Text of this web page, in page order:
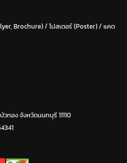
Brochure)/ โปสเตอร์ (Poster) / แคต
ทอง จังหวัดนนทบุรี 11110